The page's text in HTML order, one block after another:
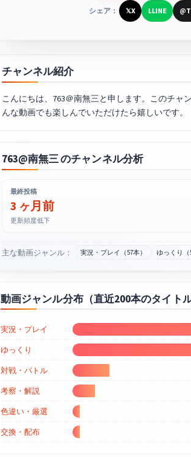
シェア： 𝕏X LLINE @
チャンネル紹介
こんにちは、763＠南無三と申します。このチャ
んな動画でも楽しんでいただけたら嬉しいです。
763@南無三 のチャンネル分析
最終投稿
3 ヶ月前
更新頻度低下
主な動画ジャンル： 実況・プレイ（57本） ゆっくり（
動画ジャンル分布（直近200本のタイトル
実況・プレイ
ゆっくり
対戦・バトル
考察・解説
色違い・厳選
交換・配布